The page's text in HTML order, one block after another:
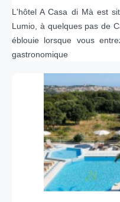
L'hôtel A Casa di Mà est
Lumio, à quelques pas de
éblouie lorsque vous
gastronomique